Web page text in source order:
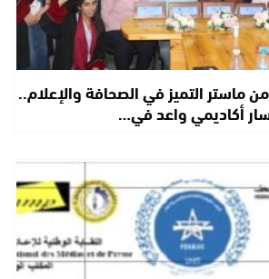
ماستر التميز في الصحافة والإعلام..
أكاديمي واعد في…